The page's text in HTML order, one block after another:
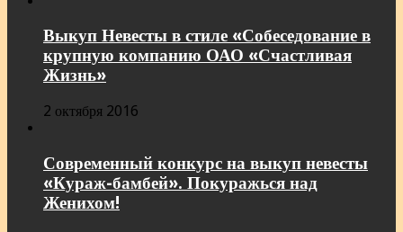
Выкуп Невесты в стиле «Собеседование в
крупную компанию ОАО «Счастливая
Жизнь»
2 октября 2016
Современный конкурс на выкуп невесты
«Кураж-бамбей». Покуражься над
Женихом!